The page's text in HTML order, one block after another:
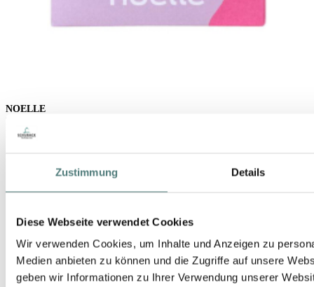
Zustimmung Details
Diese Webseite verwendet Cookies
Wir verwenden Cookies, um Inhalte und Anzeigen zu
Medien anbieten zu können und die Zugriffe auf unsere
geben wir Informationen zu Ihrer Verwendung unserer
NOELLE
Diverse
6,00 €